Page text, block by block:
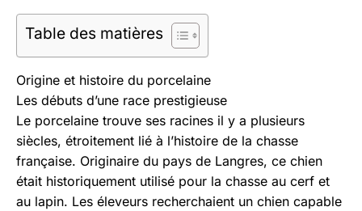
Table des matières
Origine et histoire du porcelaine
Les débuts d’une race prestigieuse
Le porcelaine trouve ses racines il y a plusieurs
siècles, étroitement lié à l’histoire de la chasse
française. Originaire du pays de Langres, ce chien
était historiquement utilisé pour la chasse au cerf et
au lapin. Les éleveurs recherchaient un chien capable